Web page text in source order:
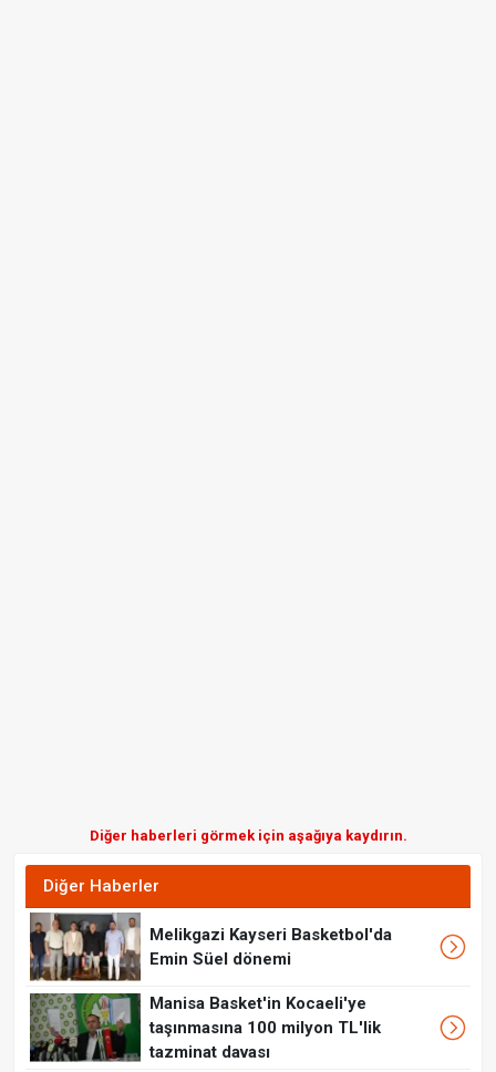
Diğer haberleri görmek için aşağıya kaydırın.
Diğer Haberler
Melikgazi Kayseri Basketbol'da
Emin Süel dönemi
Manisa Basket'in Kocaeli'ye
taşınmasına 100 milyon TL'lik
tazminat davası